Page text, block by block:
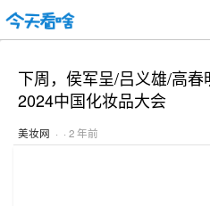
下周，侯军呈/吕义雄/高
2024中国化妆品大会
美妆网 · · 2 年前